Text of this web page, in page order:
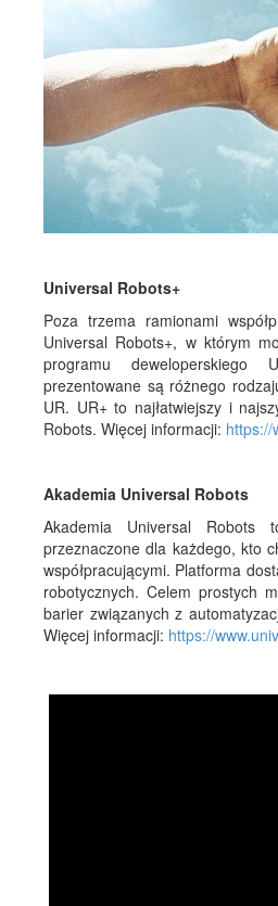
Universal Robots+
Poza trzema ramionami
Universal Robots+, w którym
programu deweloperskiego
prezentowane są różnego
UR. UR+ to najłatwiejszy i
Robots. Więcej informacji: https://
Akademia Universal Robots
Akademia Universal Robots
przeznaczone dla każdego, kto
współpracującymi. Platforma
robotycznych. Celem prostych
barier związanych z
Więcej informacji: https://